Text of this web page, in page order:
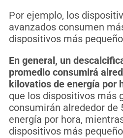
Por ejemplo, los
avanzados consumen
dispositivos más
En general, un
promedio consumirá
kilovatios de energía por
que los dispositivos más
consumirán alrededor de
energía por hora,
dispositivos más